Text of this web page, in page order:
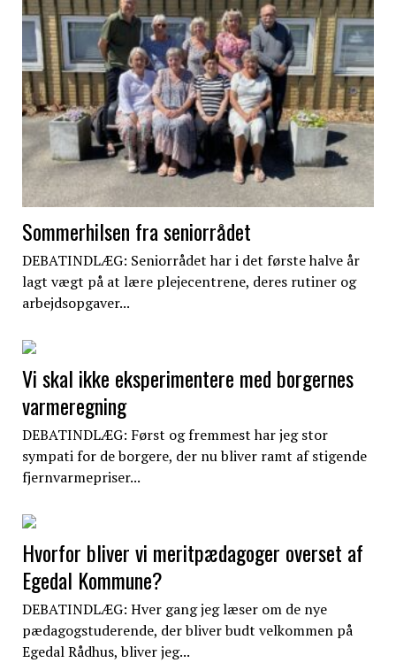
Sommerhilsen fra seniorrådet
DEBATINDLÆG: Seniorrådet har i det første halve år
lagt vægt på at lære plejecentrene, deres rutiner og
arbejdsopgaver...
Vi skal ikke eksperimentere med borgernes
varmeregning
DEBATINDLÆG: Først og fremmest har jeg stor
sympati for de borgere, der nu bliver ramt af stigende
fjernvarmepriser...
Hvorfor bliver vi meritpædagoger overset af
Egedal Kommune?
DEBATINDLÆG: Hver gang jeg læser om de nye
pædagogstuderende, der bliver budt velkommen på
Egedal Rådhus, bliver jeg...